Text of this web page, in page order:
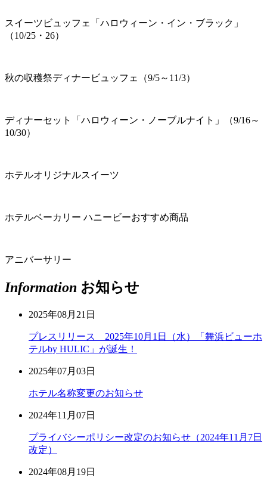
スイーツビュッフェ「ハロウィーン・イン・ブラック」
（10/25・26）
秋の収穫祭ディナービュッフェ（9/5～11/3）
ディナーセット「ハロウィーン・ノーブルナイト」（9/16～
10/30）
ホテルオリジナルスイーツ
ホテルベーカリー ハニービーおすすめ商品
アニバーサリー
Information お知らせ
2025年08月21日
プレスリリース 2025年10月1日（水）「舞浜ビューホ
テルby HULIC」が誕生！
2025年07月03日
ホテル名称変更のお知らせ
2024年11月07日
プライバシーポリシー改定のお知らせ（2024年11月7日
改定）
2024年08月19日